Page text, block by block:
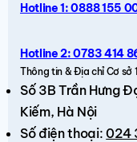
Hotline 1: 0888 155
Hotline 2: 0783 414
Thông tin & Địa chỉ Cơ sở
Số 3B Trần Hưng
Kiếm, Hà Nội
Số điện thoại:024